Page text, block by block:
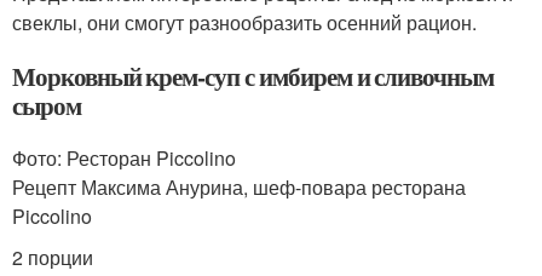
свеклы, они смогут разнообразить осенний рацион.
Морковный крем-суп с имбирем и сливочным
сыром
Фото: Ресторан Piccolino
Рецепт Максима Анурина, шеф-повара ресторана
Piccolino
2 порции